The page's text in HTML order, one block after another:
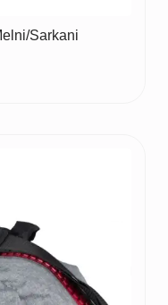
Sarkani